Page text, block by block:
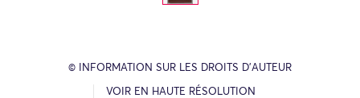
© INFORMATION SUR LES DROITS D’AUTEUR
VOIR EN HAUTE RÉSOLUTION